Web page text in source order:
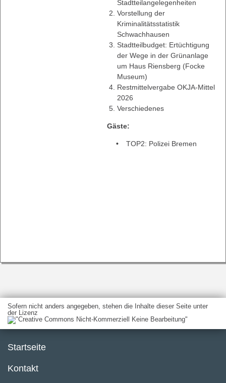
Stadtteilangelegenheiten
Vorstellung der
Kriminalitätsstatistik
Schwachhausen
Stadtteilbudget: Ertüchtigung
der Wege in der Grünanlage
um Haus Riensberg (Focke
Museum)
Restmittelvergabe OKJA-Mittel
2026
Verschiedenes
Gäste:
TOP2: Polizei Bremen
Sofern nicht anders angegeben, stehen die Inhalte dieser Seite unter
der Lizenz
Startseite
Kontakt